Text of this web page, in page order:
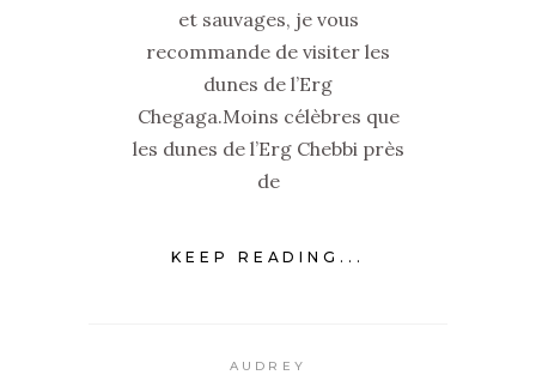
et sauvages, je vous
recommande de visiter les
dunes de l’Erg
Chegaga.Moins célèbres que
les dunes de l’Erg Chebbi près
de
KEEP READING...
AUDREY